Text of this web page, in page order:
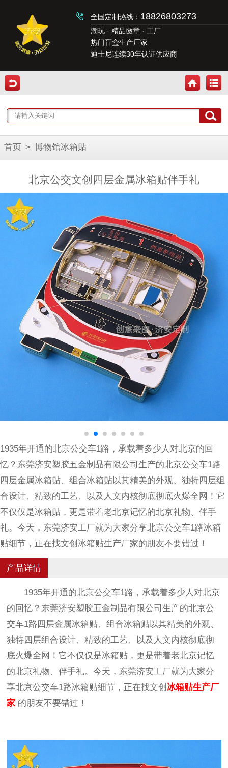
全国定制热线： 18826803273
潮玩 · 精品徽章 · 工厂
热门盲盒生产厂家
迪士尼连续30年认证供应商
首页 > 博物馆冰箱贴
北京公交文创四层金属冰箱贴伴手礼
1935年开通的北京公交车1路，承载着多少人对北京的回
忆？东莞济安塑胶五金制品有限公司生产的北京公交车1路
四层金属冰箱贴、组合冰箱贴以其精美的外观、独特四层组
合设计、精致的工艺、以及人文内核彻底彻底火爆全网！它
不仅仅是冰箱贴，更是带着老北京记忆的北京礼物、伴手
礼。今天，东莞济安工厂就为大家分享北京公交车1路冰箱
贴细节，正在找文创冰箱贴生产厂家的朋友不要错过！
产品详情
1935年开通的北京公交车1路，承载着多少人对北京
的回忆？东莞济安塑胶五金制品有限公司生产的北京公
交车1路四层金属冰箱贴、组合冰箱贴以其精美的外观、
独特四层组合设计、精致的工艺、以及人文内核彻底彻
底火爆全网！它不仅仅是冰箱贴，更是带着老北京记忆
的北京礼物、伴手礼。今天，东莞济安工厂就为大家分
享北京公交车1路冰箱贴细节，正在找文创 冰箱贴生产厂
家 的朋友不要错过！